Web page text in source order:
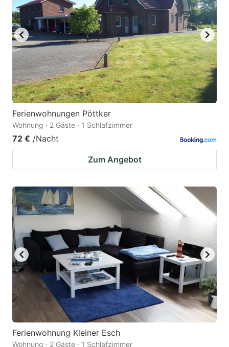
Ferienwohnungen Pöttker
Wohnung · 2 Gäste · 1 Schlafzimmer
72 € /Nacht
Zum Angebot
Ferienwohnung Kleiner Esch
Wohnung · 2 Gäste · 1 Schlafzimmer